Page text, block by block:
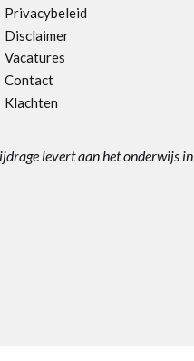
Privacybeleid
Disclaimer
Vacatures
Contact
Klachten
levert aan het onderwijs in